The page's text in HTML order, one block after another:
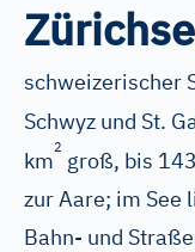
schweizerischer
Schwyz und St.
km
2
groß, bis 143
zur Aare; im See
Bahn- und